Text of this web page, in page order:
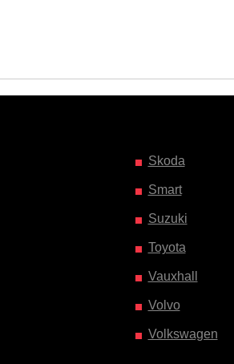
Skoda
Smart
Suzuki
Toyota
Vauxhall
Volvo
Volkswagen